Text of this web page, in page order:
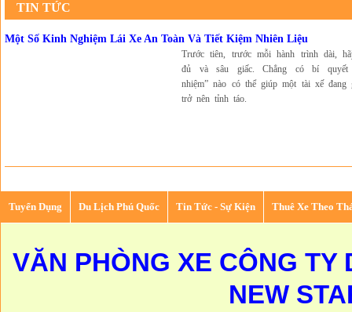
TIN TỨC
Một Số Kinh Nghiệm Lái Xe An Toàn Và Tiết Kiệm Nhiên Liệu
Trước tiên, trước mỗi hành trình dài,
đủ và sâu giấc. Chẳng có bí quyết
nhiệm” nào có thể giúp một tài xế đang
trở nên tỉnh táo.
Tuyển Dụng Du Lịch Phú Quốc Tin Tức - Sự Kiện Thuê Xe Theo
VĂN PHÒNG XE CÔNG TY
NEW